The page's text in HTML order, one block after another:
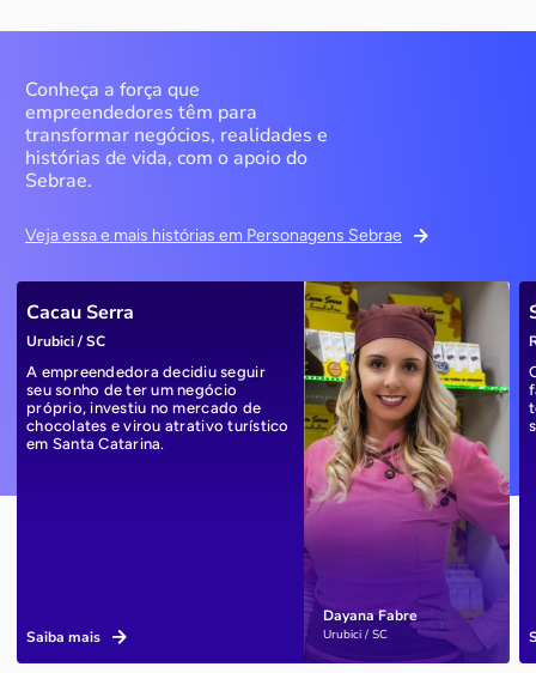
Conheça a força que
empreendedores têm para
transformar negócios, realidades e
histórias de vida, com o apoio do
Sebrae.
Veja essa e mais histórias em Personagens Sebrae
Dayana Fabre
Urubici / SC
Cacau Serra
Urubici / SC
A empreendedora decidiu seguir
seu sonho de ter um negócio
próprio, investiu no mercado de
chocolates e virou atrativo turístico
em Santa Catarina.
Saiba mais